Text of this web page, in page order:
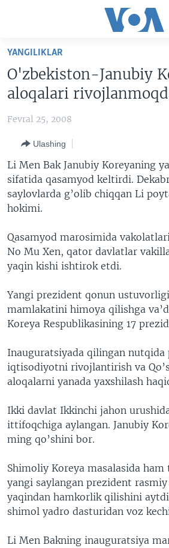
Boshiga
qayting
Qidiruvga
o'ting
AMERIKA
VATANDOSHLAR
MULTIMEDIA
AMERIKA MANZARALARI
XALQARO HAYOT
VASHINGTON CHOYXONASI
MOBIL-SALOM!
XABARLAR SURATLARDA
IJTIMOIY TARMOQLAR
FACEBOOK
YOUTUBE
INSTAGRAM
TELEGRAM
TWITTER
INGLIZ TILI DARSLARI
EDITORIAL
Learning English
YANGILIKLAR
O'zbekiston-Janubiy
aloqalari
Fevral 25, 2008
Ulashing
Li Men Bak Janubiy Koreyaning
sifatida qasamyod keltirdi.
saylovlarda g’olib chiqqan Li
hokimi.
Qasamyod marosimida
No Mu Xen, qator davlatlar
yaqin kishi ishtirok etdi.
Yangi prezident qonun
mamlakatini himoya qilishga
Koreya Respublikasining 17
Inauguratsiyada qilingan nutqida
iqtisodiyotni rivojlantirish va
aloqalarni yanada yaxshilash
Ikki davlat Ikkinchi jahon
ittifoqchiga aylangan. Janubiy
ming qo’shini bor.
Shimoliy Koreya masalasida ham
yangi saylangan prezident
yaqindan hamkorlik qilishini
shimol yadro dasturidan voz
Li Men Bakning inauguratsiya